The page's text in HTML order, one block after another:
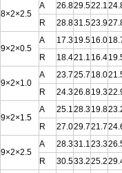
8×2×2.5
A 26.829.522.1
R
28.831.523.9
9×2×0.5
A 17.319.516.0
R
18.421.1 16.4
9×2×1.0
A 23.725.7 18.0
R
24.326.819.3
9×2×1.5
A 25.128.319.8
R
27.029.721.7
9×2×2.5
A 28.331.123.3
R
30.533.225.2